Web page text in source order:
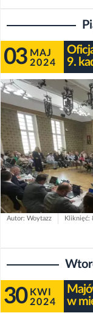
03 MAJ
2024
9.
Autor: Woytazz Kliknięć:
30 KWI
2024
w